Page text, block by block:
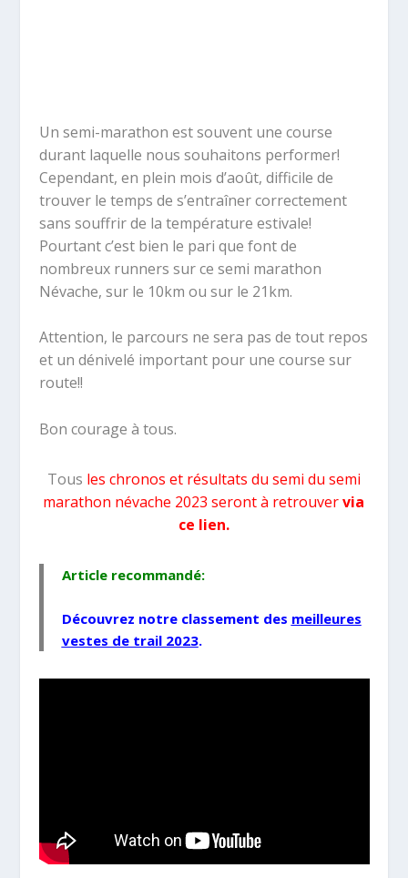
Un semi-marathon est souvent une course
durant laquelle nous souhaitons performer!
Cependant, en plein mois d’août, difficile de
trouver le temps de s’entraîner correctement
sans souffrir de la température estivale!
Pourtant c’est bien le pari que font de
nombreux runners sur ce semi marathon
Névache, sur le 10km ou sur le 21km.
Attention, le parcours ne sera pas de tout repos
et un dénivelé important pour une course sur
route!!
Bon courage à tous.
Tous les chronos et résultats du semi du semi
marathon névache 2023 seront à retrouvervia
ce lien.
Article recommandé:
Découvrez notre classement des meilleures
vestes de trail 2023.